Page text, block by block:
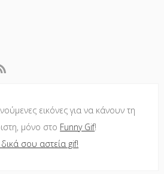
εικόνες για να κάνουν τη
μόνο στο Funny Gif!
σου αστεία gif!